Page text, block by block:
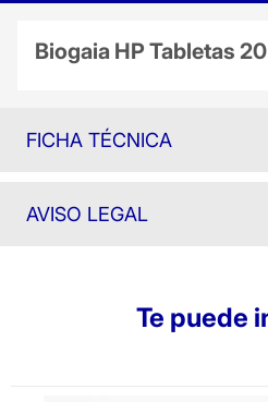
Biogaia HP Tabletas
FICHA TÉCNICA
AVISO LEGAL
Te puede